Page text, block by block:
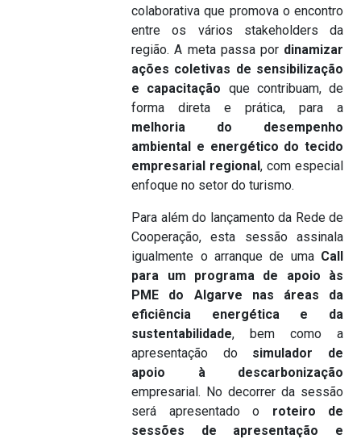
colaborativa que promova o encontro
entre os vários stakeholders da
região. A meta passa por dinamizar
ações coletivas de sensibilização
e capacitação que contribuam, de
forma direta e prática, para a
melhoria do desempenho
ambiental e energético do tecido
empresarial regional, com especial
enfoque no setor do turismo.
Para além do lançamento da Rede de
Cooperação, esta sessão assinala
igualmente o arranque de uma Call
para um programa de apoio às
PME do Algarve nas áreas da
eficiência energética e da
sustentabilidade, bem como a
apresentação do simulador de
apoio à descarbonização
empresarial. No decorrer da sessão
será apresentado o roteiro de
sessões de apresentação e